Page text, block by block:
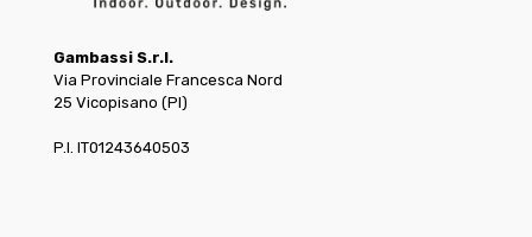
Gambassi S.r.l.
Via Provinciale Francesca Nord
25 Vicopisano (PI)
P.I. IT01243640503